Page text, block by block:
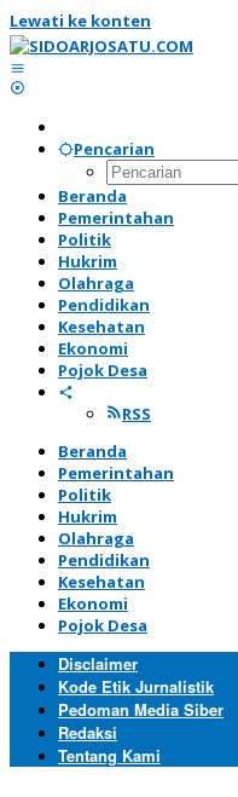
Lewati ke konten
Pencarian
Beranda
Pemerintahan
Politik
Hukrim
Olahraga
Pendidikan
Kesehatan
Ekonomi
Pojok Desa
RSS
Beranda
Pemerintahan
Politik
Hukrim
Olahraga
Pendidikan
Kesehatan
Ekonomi
Pojok Desa
Disclaimer
Kode Etik Jurnalistik
Pedoman Media Siber
Redaksi
Tentang Kami